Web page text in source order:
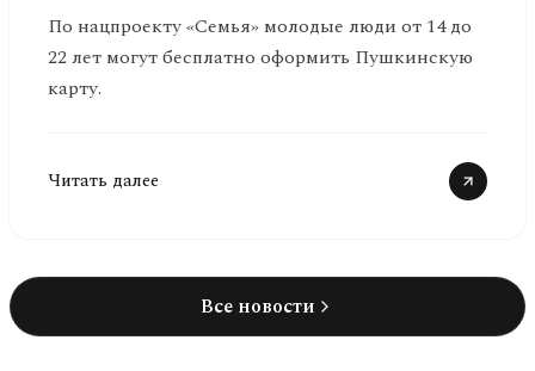
По нацпроекту «Семья» молодые люди от 14 до
22 лет могут бесплатно оформить Пушкинскую
карту.
Читать далее
Все новости